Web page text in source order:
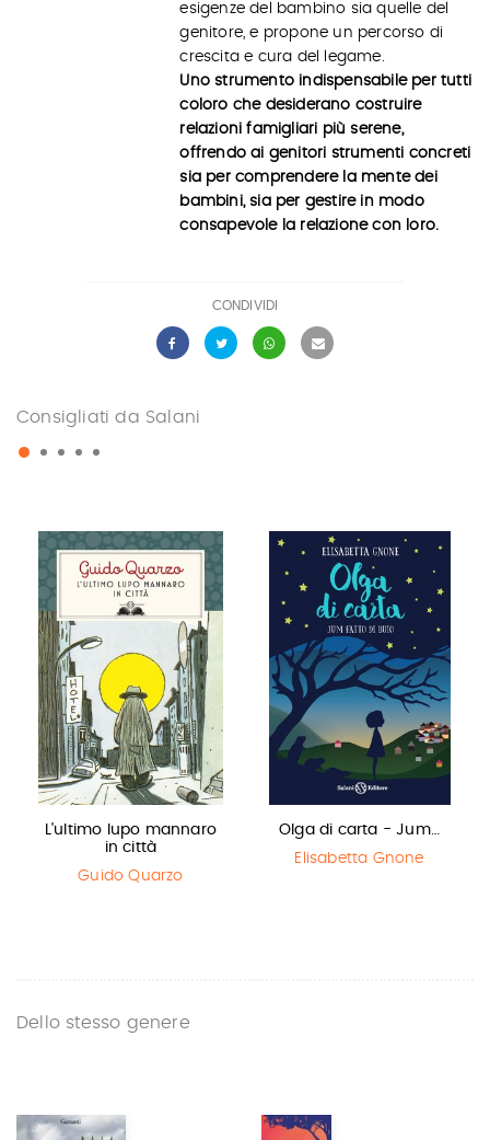
esigenze del bambino sia quelle del
genitore, e propone un percorso di
crescita e cura del legame.
Uno strumento indispensabile per tutti
coloro che desiderano costruire
relazioni famigliari più serene,
offrendo ai genitori strumenti concreti
sia per comprendere la mente dei
bambini, sia per gestire in modo
consapevole la relazione con loro.
CONDIVIDI
Consigliati da Salani
L'ultimo lupo mannaro
in città
Guido Quarzo
Olga di carta - Jum…
Elisabetta Gnone
Dello stesso genere